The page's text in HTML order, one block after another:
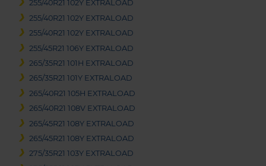
255/40R21 102Y EXTRALOAD
255/40R21 102Y EXTRALOAD
255/40R21 102Y EXTRALOAD
255/45R21 106Y EXTRALOAD
265/35R21 101H EXTRALOAD
265/35R21 101Y EXTRALOAD
265/40R21 105H EXTRALOAD
265/40R21 108V EXTRALOAD
265/45R21 108Y EXTRALOAD
265/45R21 108Y EXTRALOAD
275/35R21 103Y EXTRALOAD